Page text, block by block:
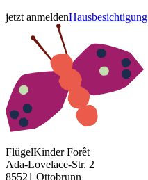
jetzt anmeldenHausbesichtigung
FlügelKinder Forêt
Ada-Lovelace-Str. 2
85521 Ottobrunn